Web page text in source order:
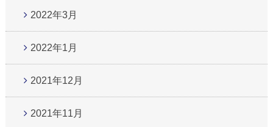
2022年3月
2022年1月
2021年12月
2021年11月